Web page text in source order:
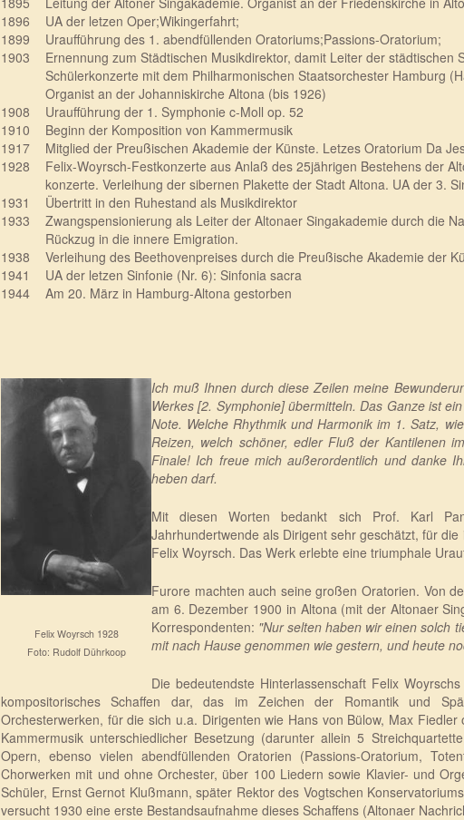
1896
UA der letzen Oper;Wikingerfahrt;
1899
Uraufführung des 1. abendfüllenden Oratoriums;Passions-Oratorium;
1903
Ernennung zum Städtischen Musikdirektor, damit Leiter der städtischen
Schülerkonzerte mit dem Philharmonischen Staatsorchester Hamburg
Organist an der Johanniskirche Altona (bis 1926)
1908
Uraufführung der 1. Symphonie c-Moll op. 52
1910
Beginn der Komposition von Kammermusik
1917
Mitglied der Preußischen Akademie der Künste. Letzes Oratorium Da
1928
Felix-Woyrsch-Festkonzerte aus Anlaß des 25jährigen Bestehens der
konzerte. Verleihung der sibernen Plakette der Stadt Altona. UA der 3.
1931
Übertritt in den Ruhestand als Musikdirektor
1933
Zwangspensionierung als Leiter der Altonaer Singakademie durch die
Rückzug in die innere Emigration.
1938
Verleihung des Beethovenpreises durch die Preußische Akademie der
1941
UA der letzen Sinfonie (Nr. 6): Sinfonia sacra
1944
Am 20. März in Hamburg-Altona gestorben
Felix Woyrsch 1928
Foto: Rudolf Dührkoop
Ich muß Ihnen durch diese Zeilen meine
Werkes [2. Symphonie] übermitteln. Das Ganze ist
Note. Welche Rhythmik und Harmonik im 1. Satz,
Reizen, welch schöner, edler Fluß der Kantilenen
Finale! Ich freue mich außerordentlich und danke
heben darf.
Mit diesen Worten bedankt sich Prof. Karl
Jahrhundertwende als Dirigent sehr geschätzt, für
Felix Woyrsch. Das Werk erlebte eine triumphale
Furore machten auch seine großen Oratorien. Von
am 6. Dezember 1900 in Altona (mit der Altonaer
Korrespondenten: "Nur selten haben wir einen solch
mit nach Hause genommen wie gestern, und heute
Die bedeutendste Hinterlassenschaft Felix
kompositorisches Schaffen dar, das im Zeichen der Romantik und
Orchesterwerken, für die sich u.a. Dirigenten wie Hans von Bülow, Max
Kammermusik unterschiedlicher Besetzung (darunter allein 5
Opern, ebenso vielen abendfüllenden Oratorien (Passions-Oratorium,
Chorwerken mit und ohne Orchester, über 100 Liedern sowie Klavier- und
Schüler, Ernst Gernot Klußmann, später Rektor des Vogtschen
versucht 1930 eine erste Bestandsaufnahme dieses Schaffens (Altonaer